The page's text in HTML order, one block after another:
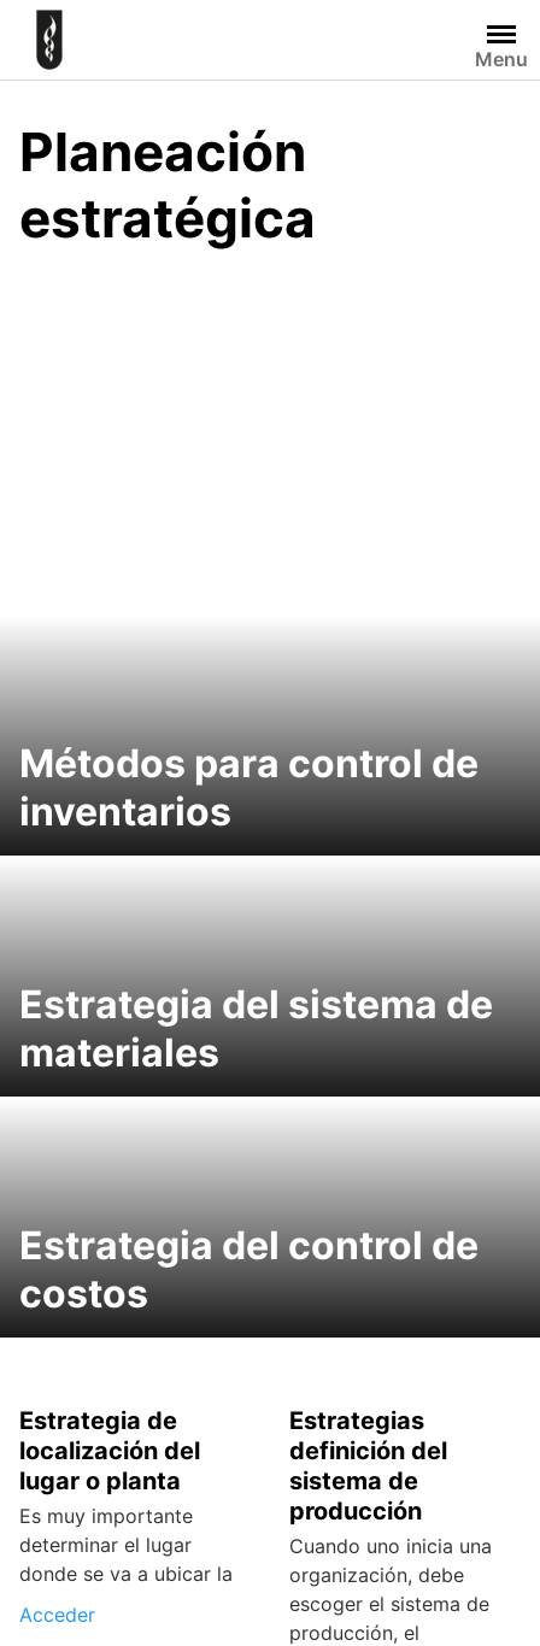
Skip
content
Menu
Planeación
estratégica
Métodos para control de
inventarios
Estrategia del sistema de
materiales
Estrategia del control de
costos
Estrategia de
localización del
lugar o planta
Es muy importante
determinar el lugar
donde se va a ubicar la
Acceder
Estrategias
definición del
sistema de
producción
Cuando uno inicia una
organización, debe
escoger el sistema de
producción, el